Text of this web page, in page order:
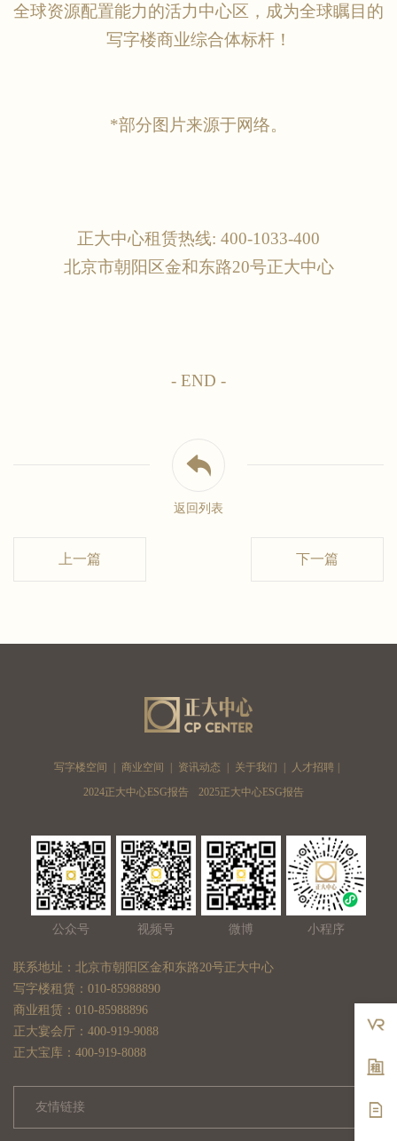
全球资源配置能力的活力中心区，成为全球瞩目的
写字楼商业综合体标杆！
*部分图片来源于网络。
正大中心租赁热线: 400-1033-400
北京市朝阳区金和东路20号正大中心
- END -
返回列表
上一篇 下一篇
写字楼空间 | 商业空间 | 资讯动态 | 关于我们 | 人才招聘 |
2024正大中心ESG报告
2025正大中心ESG报告
公众号 视频号 微博 小程序
联系地址：北京市朝阳区金和东路20号正大中心
写字楼租赁：010-85988890
商业租赁：010-85988896
正大宴会厅：400-919-9088
正大宝库：400-919-8088
友情链接